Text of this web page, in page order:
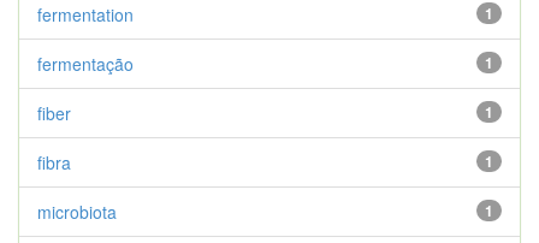
1
fermentation
1
fermentação
1
fiber
1
fibra
1
microbiota